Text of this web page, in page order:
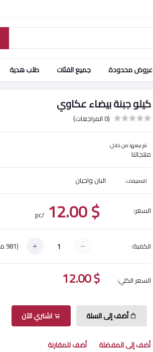
عروض محدودة جميع الفئات طلب هدية
كيلو جبنة بيضاء عكاوي
(0 المراجعات)
تم بيعها من خلال:
منتجاتنا
التصنيفات: البان واجبان
السعر: $ 12.00
/pc
الكمية: (
981
السعر الكلي: $ 12.00
أضف إلى السلة اشتري الآن
أضف إلى المفضلة أضف للمقارنة